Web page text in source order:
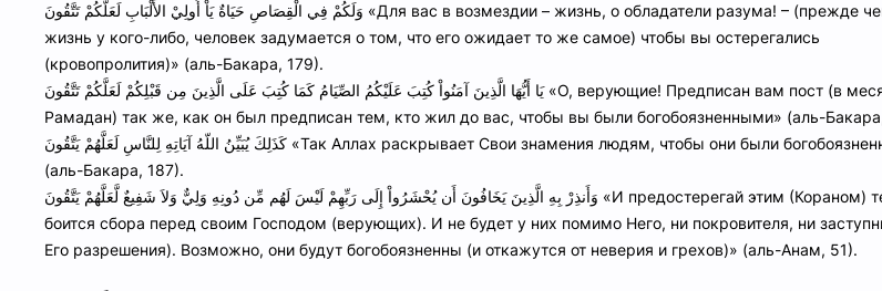
وَلَكُمْ فِي الْقِصَاصِ حَيَاةٌ يَاْ أُولِيْ الأَلْبَابِ لَعَلَّكُمْ تَتَّقُونَ «Для вас в возмездии – жизнь, о обладатели разума! – (прежде чем отнять
жизнь у кого-либо, человек задумается о том, что его ожидает то же самое) чтобы вы остерегались
(кровопролития)» (аль-Бакара, 179).
يَا أَيُّهَا الَّذِينَ آمَنُواْ كُتِبَ عَلَيْكُمُ الصِّيَامُ كَمَا كُتِبَ عَلَى الَّذِينَ مِن قَبْلِكُمْ لَعَلَّكُمْ تَتَّقُونَ «О, верующие! Предписан вам пост (в месяц
Рамадан) так же, как он был предписан тем, кто жил до вас, чтобы вы были богобоязненными» (аль-
كَذَلِكَ يُبَيِّنُ اللّهُ آيَاتِهِ لِلنَّاسِ لَعَلَّهُمْ يَتَّقُونَ «Так Аллах раскрывает Свои знамения людям, чтобы они были богобоязненными»
(аль-Бакара, 187).
وَأَنذِرْ بِهِ الَّذِينَ يَخَافُونَ أَن يُحْشَرُواْ إِلَى رَبِّهِمْ لَيْسَ لَهُم مِّن دُونِهِ وَلِيٌّ وَلاَ شَفِيعٌ لَّعَلَّهُمْ يَتَّقُونَ «И предостерегай этим (Кораном) тех, кто
боится сбора перед своим Господом (верующих). И не будет у них помимо Него, ни покровителя, ни
Его разрешения). Возможно, они будут богобоязненны (и откажутся от неверия и грехов)» (аль-Анам, 51).